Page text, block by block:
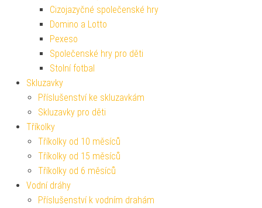
Cizojazyčné společenské hry
Domino a Lotto
Pexeso
Společenské hry pro děti
Stolní fotbal
Skluzavky
Příslušenství ke skluzavkám
Skluzavky pro děti
Tříkolky
Tříkolky od 10 měsíců
Tříkolky od 15 měsíců
Tříkolky od 6 měsíců
Vodní dráhy
Příslušenství k vodním drahám